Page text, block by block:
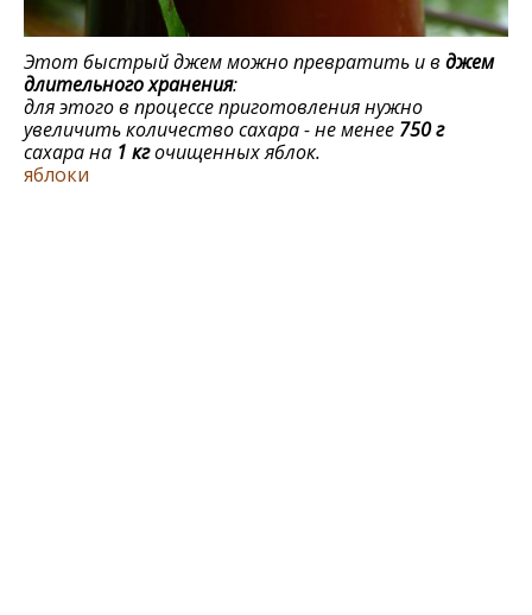
Этот быстрый джем можно превратить и в джем
длительного хранения:
для этого в процессе приготовления нужно
увеличить количество сахара - не менее 750 г
сахара на 1 кгочищенных яблок.
яблоки